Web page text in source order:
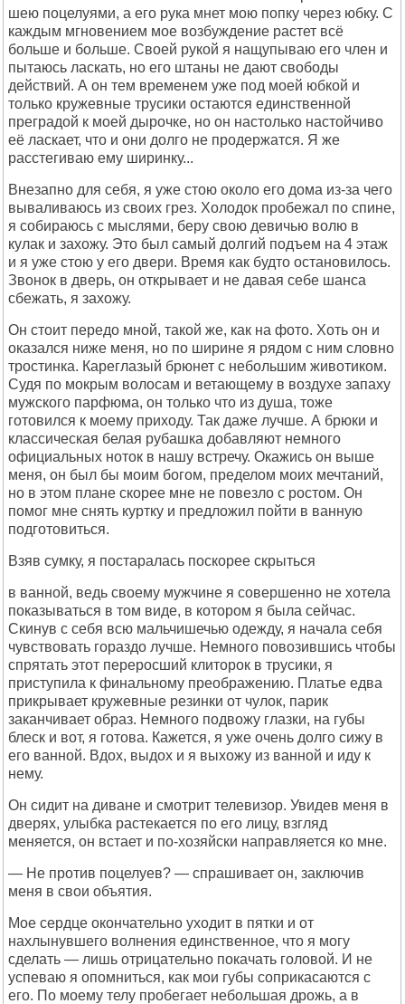
шею поцелуями, а его рука мнет мою попку через юбку. С
каждым мгновением мое возбуждение растет всё
больше и больше. Своей рукой я нащупываю его член и
пытаюсь ласкать, но его штаны не дают свободы
действий. А он тем временем уже под моей юбкой и
только кружевные трусики остаются единственной
преградой к моей дырочке, но он настолько настойчиво
её ласкает, что и они долго не продержатся. Я же
расстегиваю ему ширинку...
Внезапно для себя, я уже стою около его дома из-за чего
вываливаюсь из своих грез. Холодок пробежал по спине,
я собираюсь с мыслями, беру свою девичью волю в
кулак и захожу. Это был самый долгий подъем на 4 этаж
и я уже стою у его двери. Время как будто остановилось.
Звонок в дверь, он открывает и не давая себе шанса
сбежать, я захожу.
Он стоит передо мной, такой же, как на фото. Хоть он и
оказался ниже меня, но по ширине я рядом с ним словно
тростинка. Кареглазый брюнет с небольшим животиком.
Судя по мокрым волосам и ветающему в воздухе запаху
мужского парфюма, он только что из душа, тоже
готовился к моему приходу. Так даже лучше. А брюки и
классическая белая рубашка добавляют немного
официальных ноток в нашу встречу. Окажись он выше
меня, он был бы моим богом, пределом моих мечтаний,
но в этом плане скорее мне не повезло с ростом. Он
помог мне снять куртку и предложил пойти в ванную
подготовиться.
Взяв сумку, я постаралась поскорее скрыться
в ванной, ведь своему мужчине я совершенно не хотела
показываться в том виде, в котором я была сейчас.
Скинув с себя всю мальчишечью одежду, я начала себя
чувствовать гораздо лучше. Немного повозившись чтобы
спрятать этот переросший клиторок в трусики, я
приступила к финальному преображению. Платье едва
прикрывает кружевные резинки от чулок, парик
заканчивает образ. Немного подвожу глазки, на губы
блеск и вот, я готова. Кажется, я уже очень долго сижу в
его ванной. Вдох, выдох и я выхожу из ванной и иду к
нему.
Он сидит на диване и смотрит телевизор. Увидев меня в
дверях, улыбка растекается по его лицу, взгляд
меняется, он встает и по-хозяйски направляется ко мне.
— Не против поцелуев? — спрашивает он, заключив
меня в свои объятия.
Мое сердце окончательно уходит в пятки и от
нахлынувшего волнения единственное, что я могу
сделать — лишь отрицательно покачать головой. И не
успеваю я опомниться, как мои губы соприкасаются с
его. По моему телу пробегает небольшая дрожь, а в